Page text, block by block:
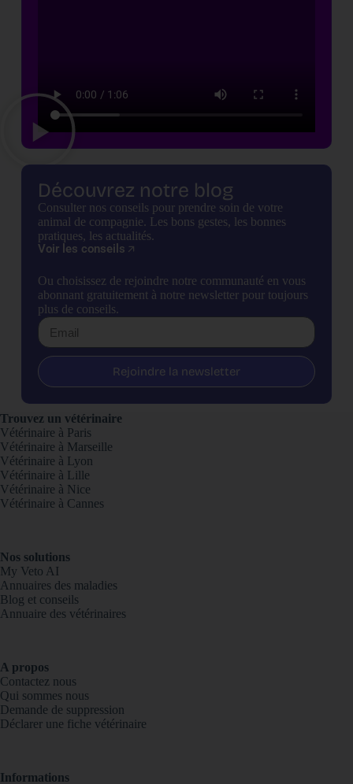
Découvrez notre blog
Consulter nos conseils pour prendre soin de votre
animal de compagnie. Les bons gestes, les bonnes
pratiques, les actualités.
Voir les conseils
Ou choisissez de rejoindre notre communauté en vous
abonnant gratuitement à notre newsletter pour toujours
plus de conseils.
Rejoindre la newsletter
Trouvez un vétérinaire
Vétérinaire à Paris
Vétérinaire à Marseille
Vétérinaire à Lyon
Vétérinaire à Lille
Vétérinaire à Nice
Vétérinaire à Cannes
Nos solutions
My Veto AI
Annuaires des maladies
Blog et conseils
Annuaire des vétérinaires
A propos
Contactez nous
Qui sommes nous
Demande de suppression
Déclarer une fiche vétérinaire
Informations